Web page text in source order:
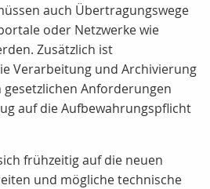
auch Übertragungswege
oder Netzwerke wie
Zusätzlich ist
Verarbeitung und Archivierung
gesetzlichen Anforderungen
auf die Aufbewahrungspflicht
frühzeitig auf die neuen
und mögliche technische